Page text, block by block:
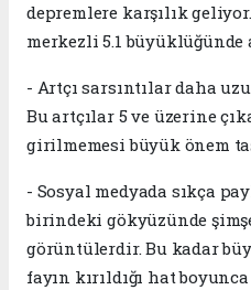
depremlere karşılık
merkezli 5.1 büyüklüğünde
- Artçı sarsıntılar daha
Bu artçılar 5 ve üzerine
girilmemesi büyük önem
- Sosyal medyada sıkça
birindeki gökyüzünde
görüntülerdir. Bu kadar
fayın kırıldığı hat